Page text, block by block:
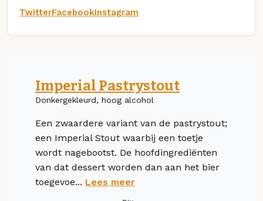
TwitterFacebookInstagram
Imperial Pastrystout
Donkergekleurd, hoog alcohol
Een zwaardere variant van de pastrystout;
een Imperial Stout waarbij een toetje
wordt nagebootst. De hoofdingrediënten
van dat dessert worden dan aan het bier
toegevoe... Lees meer